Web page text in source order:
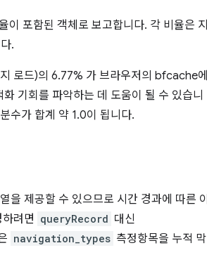
이 포함된 객체로 보고합니다. 각 비율은 지
.
로드)의 6.77% 가 브라우저의 bfcache에
기회를 파악하는 데 도움이 될 수 있습니
분수가 합계 약 1.0이 됩니다.
을 제공할 수 있으므로 시간 경과에 따른 이
려면 queryRecord 대신
navigation_types 측정항목을 누적 막